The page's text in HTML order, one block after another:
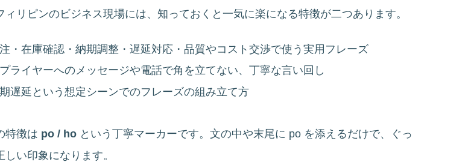
ィリピンのビジネス現場には、知っておくと一気に楽になる特徴が二つあります。
・在庫確認・納期調整・遅延対応・品質やコスト交渉で使う実用フレーズ
ライヤーへのメッセージや電話で角を立てない、丁寧な言い回し
遅延という想定シーンでのフレーズの組み立て方
特徴は po / ho という丁寧マーカーです。文の中や末尾に po を添えるだけで、ぐっ
しい印象になります。